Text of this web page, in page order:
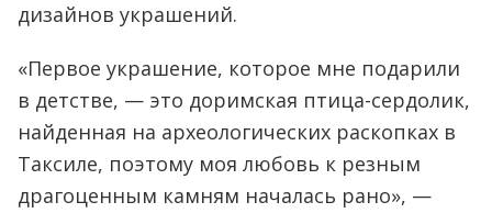
дизайнов украшений.
«Первое украшение, которое мне подарили
в детстве, — это доримская птица-сердолик,
найденная на археологических раскопках в
Таксиле, поэтому моя любовь к резным
драгоценным камням началась рано», —